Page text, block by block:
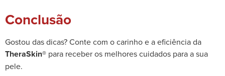
Conclusão
Gostou das dicas? Conte com o carinho e a eficiência da
TheraSkin® para receber os melhores cuidados para a sua
pele.